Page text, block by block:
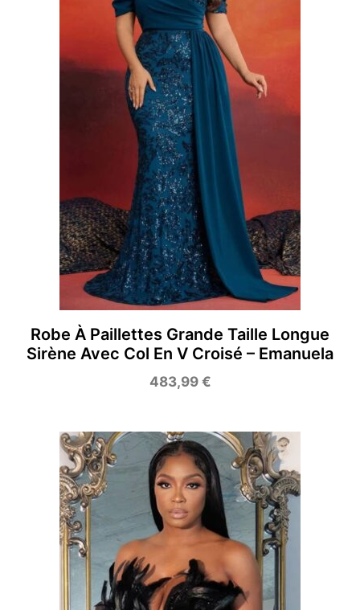
Robe À Paillettes Grande Taille Longue
Sirène Avec Col En V Croisé – Emanuela
483,99€